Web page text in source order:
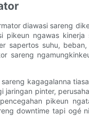
diawasi sareng
ngawas kinerja
sapertos suhu,
sareng
kagagalanna
jaringan pinter,
pikeun
downtime tapi ogé